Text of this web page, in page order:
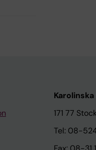
171 77
Tel: 08-